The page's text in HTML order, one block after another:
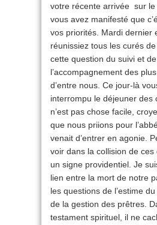
votre récente arrivée sur le
vous avez manifesté que
vos priorités. Mardi dernier
réunissiez tous les curés
cette question du suivi et de
l’accompagnement des
d’entre nous. Ce jour-là
interrompu le déjeuner
n’est pas chose facile,
que nous priions pour
venait d’entrer en agonie.
voir dans la collision de ces
un signe providentiel. Je
lien entre la mort de notre
les questions de l’estime
de la gestion des prêtres.
testament spirituel, il ne